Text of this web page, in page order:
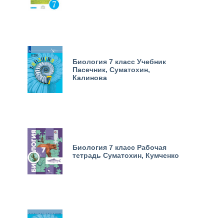
Биология 7 класс Учебник
Пасечник, Суматохин,
Калинова
Биология 7 класс Рабочая
тетрадь Суматохин, Кумченко